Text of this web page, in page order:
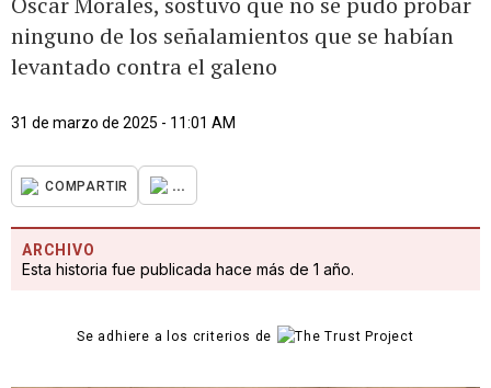
ninguno de los señalamientos que se habían
levantado contra el galeno
31 de marzo de 2025 - 11:01 AM
COMPARTIR ...
ARCHIVO
Esta historia fue publicada hace más de 1 año.
Se adhiere a los criterios de